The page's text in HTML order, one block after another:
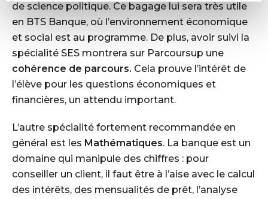
de science politique. Ce bagage lui sera très utile
en BTS Banque, où l’environnement économique
et social est au programme. De plus, avoir suivi la
spécialité SES montrera sur Parcoursup une
cohérence de parcours. Cela prouve l’intérêt de
l’élève pour les questions économiques et
financières, un attendu important.
L’autre spécialité fortement recommandée en
général est les Mathématiques. La banque est un
domaine qui manipule des chiffres : pour
conseiller un client, il faut être à l’aise avec le calcul
des intérêts, des mensualités de prêt, l’analyse